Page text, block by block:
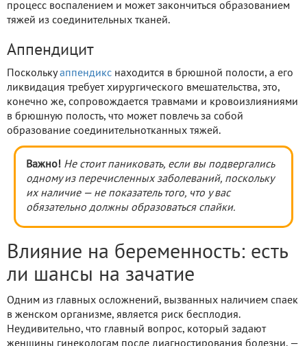
процесс воспалением и может закончиться образованием
тяжей из соединительных тканей.
Аппендицит
Посколькуаппендикс находится в брюшной полости, а его
ликвидация требует хирургического вмешательства, это,
конечно же, сопровождается травмами и кровоизлияниями
в брюшную полость, что может повлечь за собой
образование соединительнотканных тяжей.
Важно! Не стоит паниковать, если вы подвергались
одному из перечисленных заболеваний, поскольку
их наличие — не показатель того, что у вас
обязательно должны образоваться спайки.
Влияние на беременность: есть
ли шансы на зачатие
Одним из главных осложнений, вызванных наличием спаек
в женском организме, является риск бесплодия.
Неудивительно, что главный вопрос, который задают
женщины гинекологам после диагностирования болезни, —